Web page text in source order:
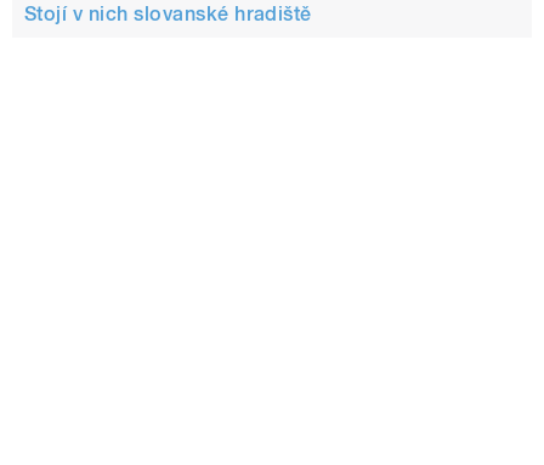
Stojí v nich slovanské hradiště